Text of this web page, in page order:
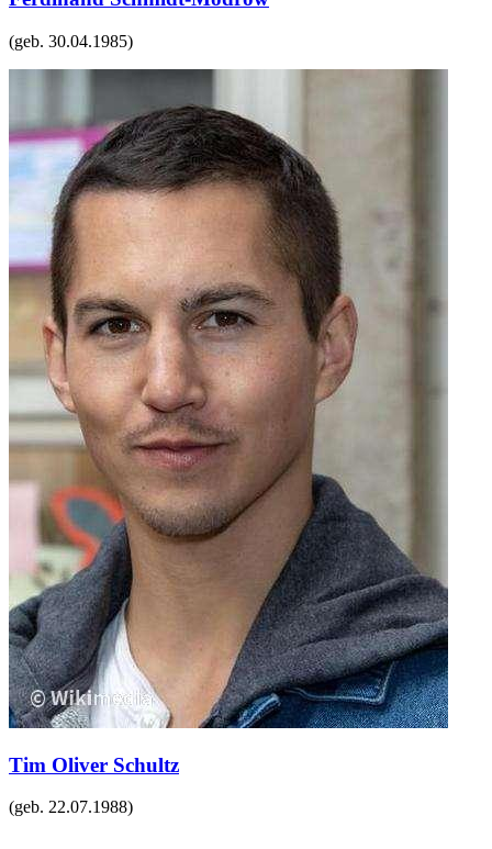
(geb. 30.04.1985)
Tim Oliver Schultz
(geb. 22.07.1988)